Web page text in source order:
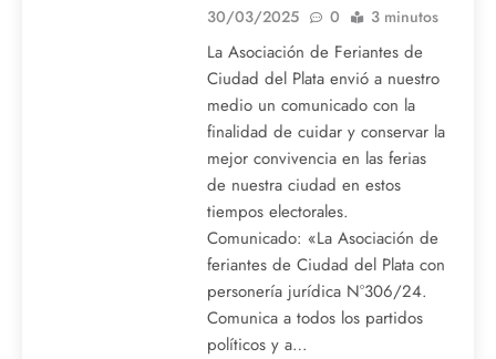
30/03/2025
0 3 minutos
La Asociación de Feriantes de
Ciudad del Plata envió a nuestro
medio un comunicado con la
finalidad de cuidar y conservar la
mejor convivencia en las ferias
de nuestra ciudad en estos
tiempos electorales.
Comunicado: «La Asociación de
feriantes de Ciudad del Plata con
personería jurídica N°306/24.
Comunica a todos los partidos
políticos y a…